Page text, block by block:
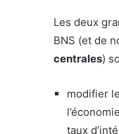
Les deux
BNS (et de
centrales)
modifier le
taux